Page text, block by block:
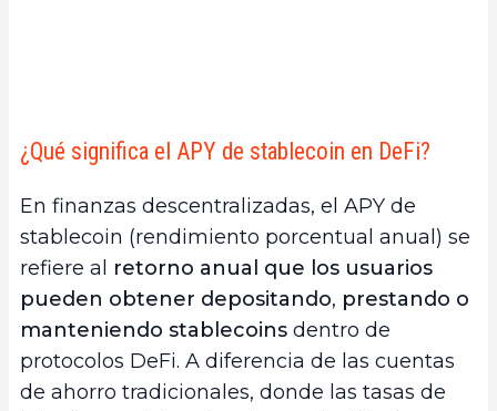
¿Qué significa el APY de stablecoin en DeFi?
En finanzas descentralizadas, el APY de
stablecoin (rendimiento porcentual anual) se
refiere al retorno anual que los usuarios
pueden obtener depositando, prestando o
manteniendo stablecoins dentro de
protocolos DeFi. A diferencia de las cuentas
de ahorro tradicionales, donde las tasas de